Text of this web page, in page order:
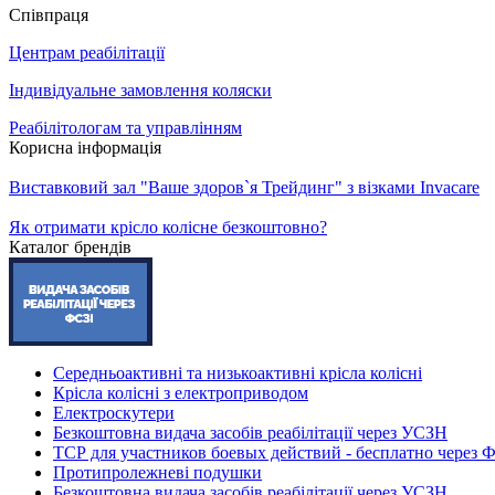
Співпраця
Центрам реабілітації
Індивідуальне замовлення коляски
Реабілітологам та управлінням
Корисна інформація
Виставковий зал "Ваше здоров`я Трейдинг" з візками Invacare
Як отримати крісло колісне безкоштовно?
Каталог брендів
Середньоактивні та низькоактивні крісла колісні
Крісла колісні з електроприводом
Електроскутери
Безкоштовна видача засобів реабілітації через УСЗН
ТСР для участников боевых действий - бесплатно через
Протипролежневі подушки